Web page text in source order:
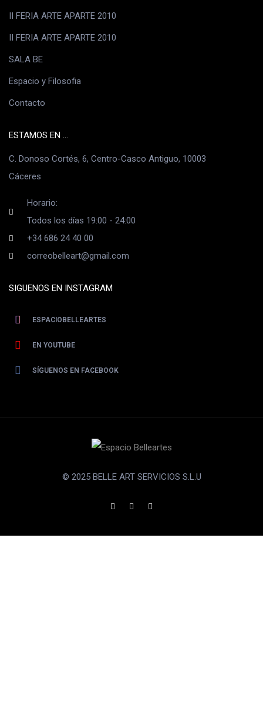
II FERIA ARTE APARTE 2010
II FERIA ARTE APARTE 2010
SALA BE
Espacio y Filosofia
Contacto
ESTAMOS EN ...
C. Donoso Cortés, 6, Centro-Casco Antiguo, 10003
Cáceres
Horario:
Todos los días 19:00 - 24:00
+34 686 24 40 00
correobelleart@gmail.com
SIGUENOS EN INSTAGRAM
ESPACIOBELLEARTES
EN YOUTUBE
SÍGUENOS EN FACEBOOK
© 2025 BELLE ART SERVICIOS S.L.U